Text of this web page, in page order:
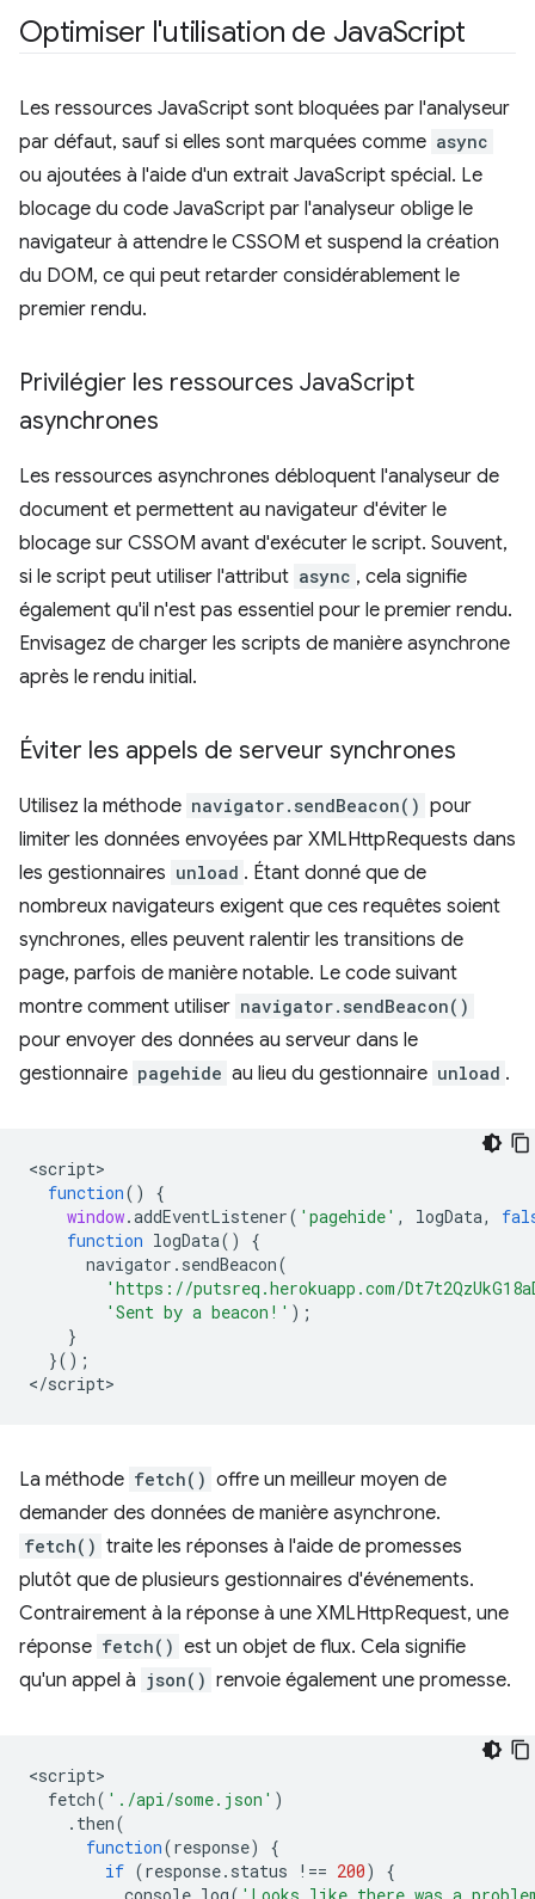
Optimiser l'utilisation de JavaScript
Les ressources JavaScript sont bloquées par l'analyseur
par défaut, sauf si elles sont marquées comme async
ou ajoutées à l'aide d'un extrait JavaScript spécial. Le
blocage du code JavaScript par l'analyseur oblige le
navigateur à attendre le CSSOM et suspend la création
du DOM, ce qui peut retarder considérablement le
premier rendu.
Privilégier les ressources JavaScript
asynchrones
Les ressources asynchrones débloquent l'analyseur de
document et permettent au navigateur d'éviter le
blocage sur CSSOM avant d'exécuter le script. Souvent,
si le script peut utiliser l'attribut async , cela signifie
également qu'il n'est pas essentiel pour le premier rendu.
Envisagez de charger les scripts de manière asynchrone
après le rendu initial.
Éviter les appels de serveur synchrones
Utilisez la méthode navigator.sendBeacon() pour
limiter les données envoyées par XMLHttpRequests dans
les gestionnaires unload . Étant donné que de
nombreux navigateurs exigent que ces requêtes soient
synchrones, elles peuvent ralentir les transitions de
page, parfois de manière notable. Le code suivant
montre comment utiliser navigator.sendBeacon()
pour envoyer des données au serveur dans le
gestionnaire pagehide au lieu du gestionnaire unload .
<script
function()
{
window.addEventListener( 'pagehide' , logData,
function logData()
{
navigator . sendBeacon(
'https://putsreq.herokuapp.com/
'Sent by a beacon!' );
}
}();
</script
La méthode fetch() offre un meilleur moyen de
demander des données de manière asynchrone.
fetch() traite les réponses à l'aide de promesses
plutôt que de plusieurs gestionnaires d'événements.
Contrairement à la réponse à une XMLHttpRequest, une
réponse fetch() est un objet de flux. Cela signifie
qu'un appel à json() renvoie également une promesse.
<script
fetch( './api/some.json' )
. then(
function(response)
{
if (response. status !== 200)
{